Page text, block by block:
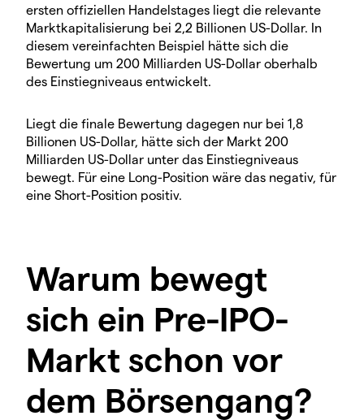
ersten offiziellen Handelstages liegt die relevante
Marktkapitalisierung bei 2,2 Billionen US-Dollar. In
diesem vereinfachten Beispiel hätte sich die
Bewertung um 200 Milliarden US-Dollar oberhalb
des Einstiegniveaus entwickelt.
Liegt die finale Bewertung dagegen nur bei 1,8
Billionen US-Dollar, hätte sich der Markt 200
Milliarden US-Dollar unter das Einstiegniveaus
bewegt. Für eine Long-Position wäre das negativ, für
eine Short-Position positiv.
Warum bewegt
sich ein Pre-IPO-
Markt schon vor
dem Börsengang?